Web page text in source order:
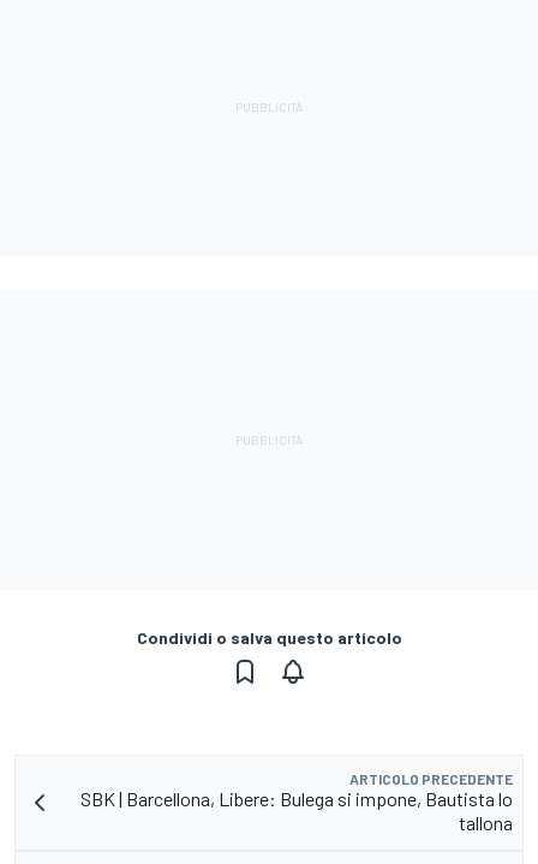
Condividi o salva questo articolo
ARTICOLO PRECEDENTE
SBK | Barcellona, Libere: Bulega si impone, Bautista lo
tallona